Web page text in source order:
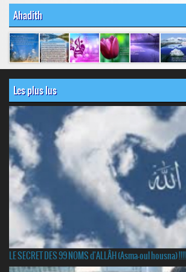
Ahadith
Les plus lus
LE SECRET DES 99 NOMS d'ALLÂH (Asma-oul housna) !!!!